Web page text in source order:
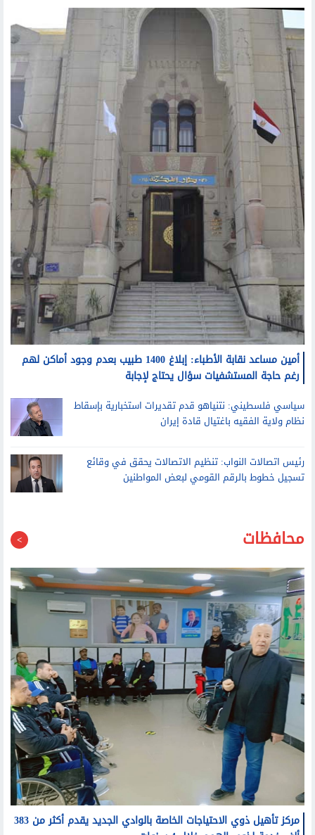
أمين مساعد نقابة الأطباء: إبلاغ 1400 طبيب بعدم وجود أماكن لهم
رغم حاجة المستشفيات سؤال يحتاج لإجابة
سياسي فلسطيني: نتنياهو قدم تقديرات استخبارية بإسقاط
نظام ولاية الفقيه باغتيال قادة إيران
رئيس اتصالات النواب: تنظيم الاتصالات يحقق في وقائع
تسجيل خطوط بالرقم القومي لبعض المواطنين
محافظات
مركز تأهيل ذوي الاحتياجات الخاصة بالوادي الجديد يقدم أكثر من 383
ألف خدمة لذوي الهمم خلال 4 سنوات